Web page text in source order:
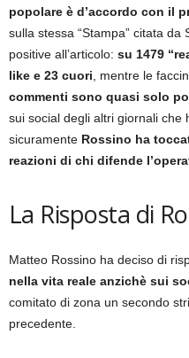
popolare è d’accordo con il
sulla stessa “Stampa” citata
positive all’articolo: su 1479
like e 23 cuori, mentre le
commenti sono quasi solo
sui social degli altri giornali che
sicuramente Rossino ha
reazioni di chi difende
La Risposta di
Matteo Rossino ha deciso di
nella vita reale anzichè sui
comitato di zona un secondo
precedente.